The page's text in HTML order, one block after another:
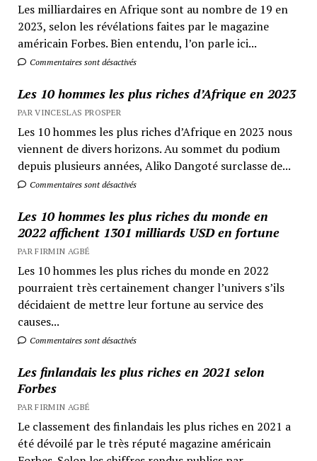
Les milliardaires en Afrique sont au nombre de 19 en
2023, selon les révélations faites par le magazine
américain Forbes. Bien entendu, l’on parle ici...
Commentaires sont désactivés
Les 10 hommes les plus riches d’Afrique en 2023
PAR VINCESLAS PROSPER
Les 10 hommes les plus riches d’Afrique en 2023 nous
viennent de divers horizons. Au sommet du podium
depuis plusieurs années, Aliko Dangoté surclasse de...
Commentaires sont désactivés
Les 10 hommes les plus riches du monde en
2022 affichent 1301 milliards USD en fortune
PAR FIRMIN AGBÉ
Les 10 hommes les plus riches du monde en 2022
pourraient très certainement changer l’univers s’ils
décidaient de mettre leur fortune au service des
causes...
Commentaires sont désactivés
Les finlandais les plus riches en 2021 selon
Forbes
PAR FIRMIN AGBÉ
Le classement des finlandais les plus riches en 2021 a
été dévoilé par le très réputé magazine américain